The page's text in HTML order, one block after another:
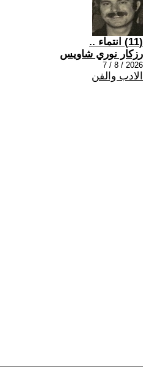
(11) انتماء ..
رزكار نوري شاويس
2026 / 8 / 7
الادب والفن